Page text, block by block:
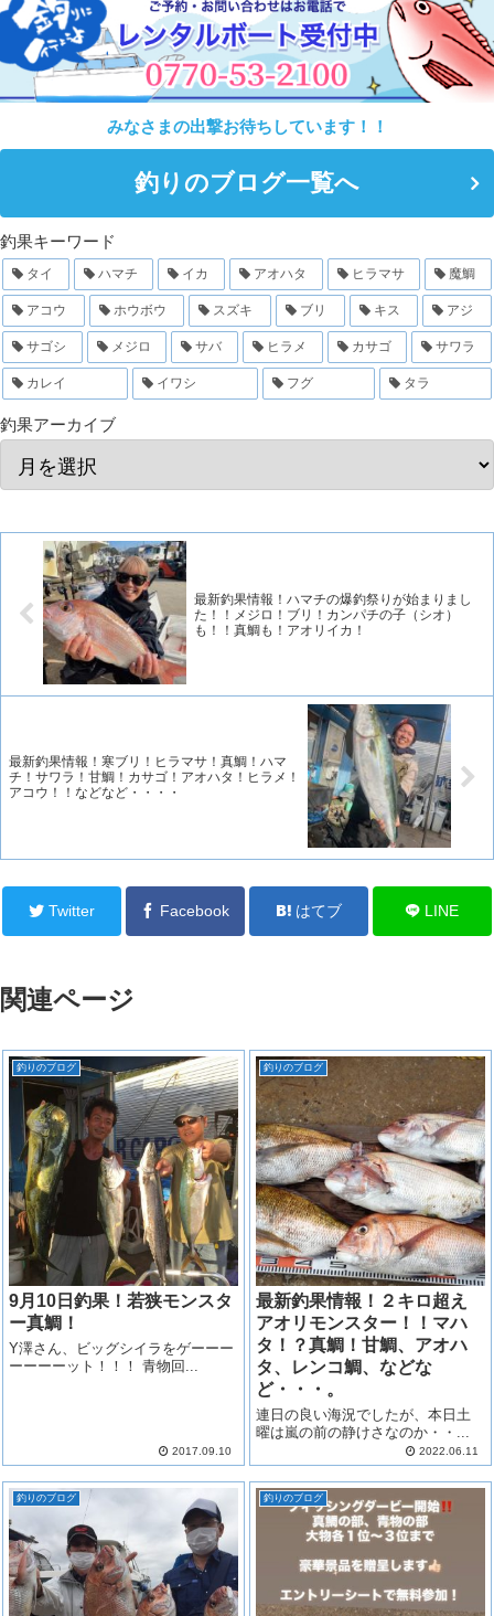
みなさまの出撃お待ちしています！！
釣りのブログ一覧へ
釣果キーワード
タイ ハマチ イカ アオハタ ヒラマサ 魔鯛
アコウ ホウボウ スズキ ブリ キス アジ
サゴシ メジロ サバ ヒラメ カサゴ サワラ
カレイ イワシ フグ タラ
釣果アーカイブ
最新釣果情報！ハマチの爆釣祭りが始まりまし
た！！メジロ！ブリ！カンパチの子（シオ）
も！！真鯛も！アオリイカ！
最新釣果情報！寒ブリ！ヒラマサ！真鯛！ハマ
チ！サワラ！甘鯛！カサゴ！アオハタ！ヒラメ！
アコウ！！などなど・・・・
Twitter Facebook はてブ LINE
関連ページ
釣りのブログ
9月10日釣果！若狭モンスタ
ー真鯛！
Y澤さん、ビッグシイラをゲーーー
ーーーーット！！！ 青物回...
2017.09.10
釣りのブログ
最新釣果情報！２キロ超え
アオリモンスター！！マハ
タ！？真鯛！甘鯛、アオハ
タ、レンコ鯛、などな
ど・・・。
連日の良い海況でしたが、本日土
曜は嵐の前の静けさなのか・・...
2022.06.11
釣りのブログ 釣りのブログ